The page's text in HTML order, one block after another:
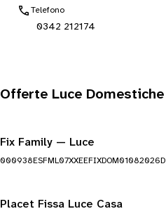
Telefono
0342 212174
Offerte Luce Domestiche
Fix Family — Luce
000938ESFML07XXEEFIXDOM01082026D
Placet Fissa Luce Casa